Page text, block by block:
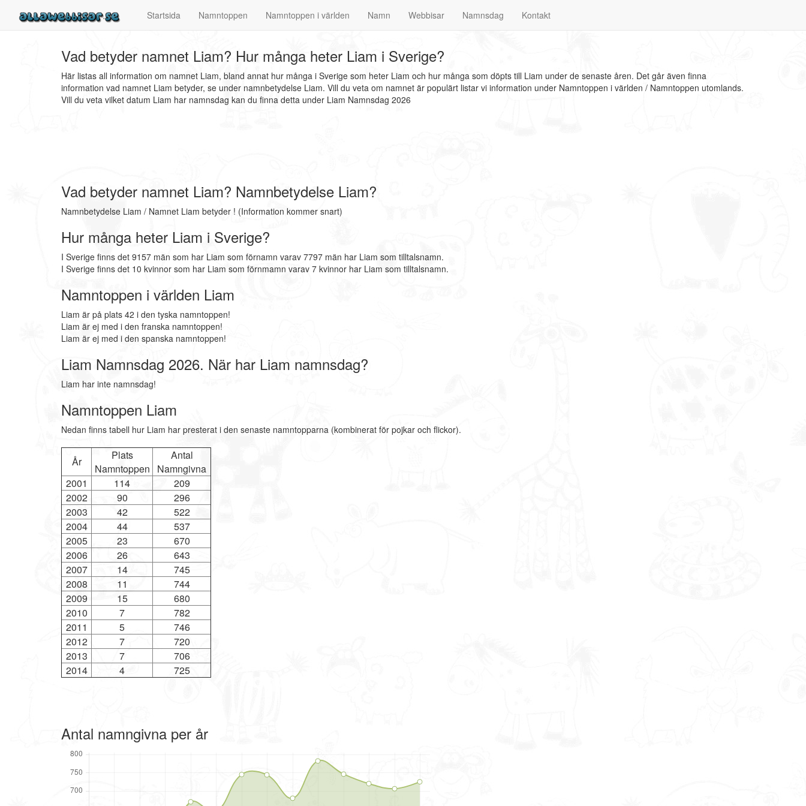
Startsida Namntoppen Namntoppen i världen Namn Webbisar Namnsdag Kontakt
Vad betyder namnet Liam? Hur många heter Liam i Sverige?
Här listas all information om namnet Liam, bland annat hur många i Sverige som heter Liam och hur många som döpts till Liam under de senaste åren. Det går även finna
information vad namnet Liam betyder, se under namnbetydelse Liam. Vill du veta om namnet är populärt listar vi information under Namntoppen i världen / Namntoppen utomlands.
Vill du veta vilket datum Liam har namnsdag kan du finna detta under Liam Namnsdag 2026
Vad betyder namnet Liam? Namnbetydelse Liam?
Namnbetydelse Liam / Namnet Liam betyder ! (Information kommer snart)
Hur många heter Liam i Sverige?
I Sverige finns det 9157 män som har Liam som förnamn varav 7797 män har Liam som tilltalsnamn.
I Sverige finns det 10 kvinnor som har Liam som förnmamn varav 7 kvinnor har Liam som tilltalsnamn.
Namntoppen i världen Liam
Liam är på plats 42 i den tyska namntoppen!
Liam är ej med i den franska namntoppen!
Liam är ej med i den spanska namntoppen!
Liam Namnsdag 2026. När har Liam namnsdag?
Liam har inte namnsdag!
Namntoppen Liam
Nedan finns tabell hur Liam har presterat i den senaste namntopparna (kombinerat för pojkar och flickor).
År
Plats
Namntoppen
Antal
Namngivna
2001
114
209
2002
90
296
2003
42
522
2004
44
537
2005
23
670
2006
26
643
2007
14
745
2008
11
744
2009
15
680
2010
7
782
2011
5
746
2012
7
720
2013
7
706
2014
4 725
Antal namngivna per år